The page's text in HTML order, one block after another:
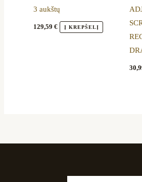
3 aukštų
129,59€ Į KREPŠELĮ